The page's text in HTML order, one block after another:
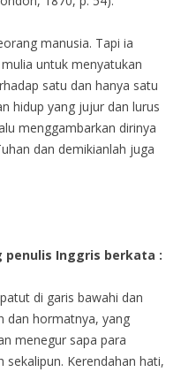
manusia. Tapi ia
untuk menyatukan
satu dan hanya satu
hidup yang jujur dan lurus
menggambarkan dirinya
dan demikianlah juga
penulis Inggris berkata :
di garis bawahi dan
dan hormatnya, yang
menegur sapa para
sekalipun. Kerendahan hati,